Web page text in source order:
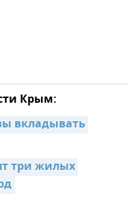
Крым:
вкладывать
три жилых